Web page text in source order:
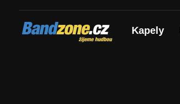
Bandzone.cz
žijeme hudbou Kapely